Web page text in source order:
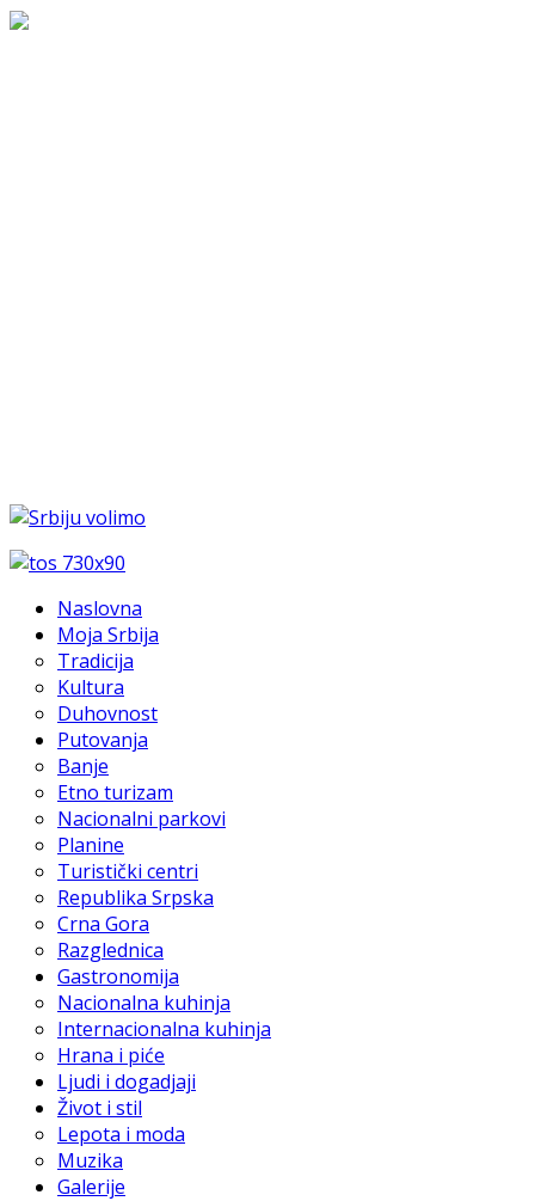
Naslovna
Moja Srbija
Tradicija
Kultura
Duhovnost
Putovanja
Banje
Etno turizam
Nacionalni parkovi
Planine
Turistički centri
Republika Srpska
Crna Gora
Razglednica
Gastronomija
Nacionalna kuhinja
Internacionalna kuhinja
Hrana i piće
Ljudi i dogadjaji
Život i stil
Lepota i moda
Muzika
Galerije